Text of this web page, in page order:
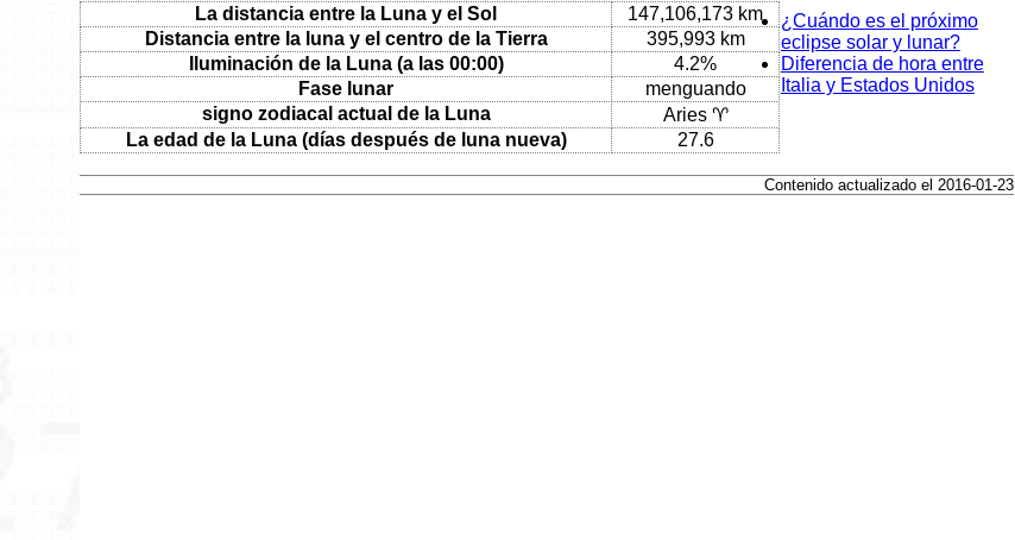
La distancia entre la Luna y el Sol
147,106,173 km
Distancia entre la luna y el centro de la Tierra
395,993 km
Iluminación de la Luna (a las 00:00)
4.2%
Fase lunar
menguando
signo zodiacal actual de la Luna
Aries ♈
La edad de la Luna (días después de luna nueva)
27.6
¿Cuándo es el próximo
eclipse solar y lunar?
Diferencia de hora entre
Italia y Estados Unidos
Contenido actualizado el 2016-01-23